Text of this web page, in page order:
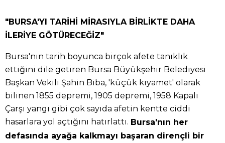
"BURSA'YI TARİHİ MİRASIYLA BİRLİKTE DAHA
İLERİYE GÖTÜRECEĞİZ"
Bursa'nın tarih boyunca birçok afete tanıklık
ettiğini dile getiren Bursa Büyükşehir Belediyesi
Başkan Vekili Şahin Biba, 'küçük kıyamet' olarak
bilinen 1855 depremi, 1905 depremi, 1958 Kapalı
Çarşı yangı gibi çok sayıda afetin kentte ciddi
hasarlara yol açtığını hatırlattı. Bursa'nın her
defasında ayağa kalkmayı başaran dirençli bir